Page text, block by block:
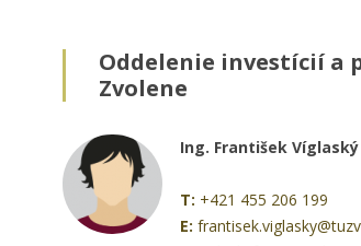
Oddelenie investícií a
Zvolene
Ing. František Víglaský
T: +421 455 206 199
E: